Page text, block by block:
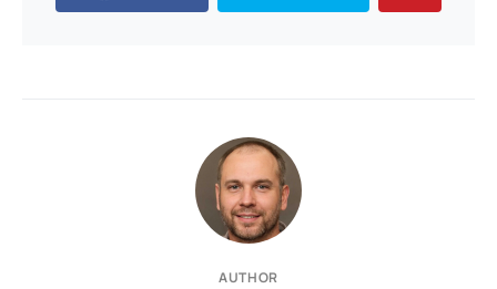
AUTHOR